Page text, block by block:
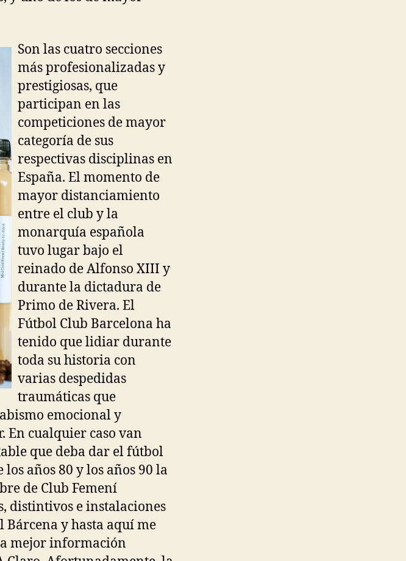
Son las cuatro secciones
más profesionalizadas y
prestigiosas, que
participan en las
competiciones de mayor
categoría de sus
respectivas disciplinas en
España. El momento de
mayor distanciamiento
entre el club y la
monarquía española
tuvo lugar bajo el
reinado de Alfonso XIII y
durante la dictadura de
Primo de Rivera. El
Fútbol Club Barcelona ha
tenido que lidiar durante
toda su historia con
varias despedidas
traumáticas que
emocional y
En cualquier caso van
que deba dar el fútbol
años 80 y los años 90 la
de Club Femení
distintivos e instalaciones
Bárcena y hasta aquí me
mejor información